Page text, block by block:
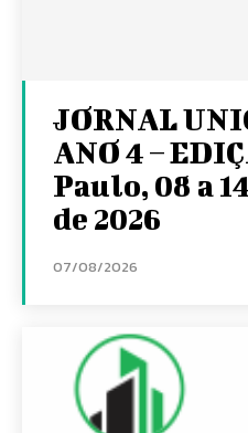
JORNAL
ANO 4 –
Paulo, 08 a
de 2026
07/08/2026